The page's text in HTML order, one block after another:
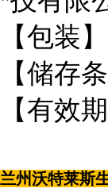
【包装
【储存
【有效
兰州沃特莱斯